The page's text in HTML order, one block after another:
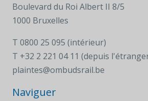
Boulevard du Roi Albert II 8/5
1000 Bruxelles
T 0800 25 095 (intérieur)
T +32 2 221 04 11 (depuis
plaintes@ombudsrail.be
Naviguer